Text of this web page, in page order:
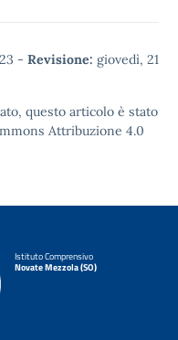
- Revisione: giovedì, 21
questo articolo è stato
Attribuzione 4.0
Istituto Comprensivo
Novate Mezzola (SO)